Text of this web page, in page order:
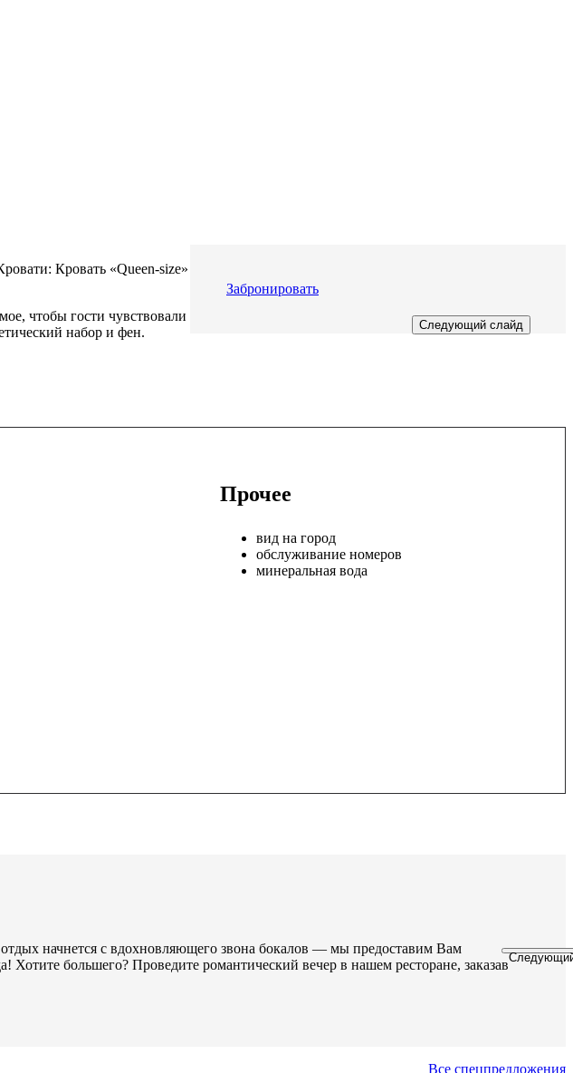
Следующий слайд
Кровать «Queen-size»
чтобы гости чувствовали
набор и фен.
Забронировать
Прочее
вид на город
обслуживание номеров
минеральная вода
начнется с вдохновляющего звона бокалов — мы предоставим Вам
Хотите большего? Проведите романтический вечер в нашем ресторане, заказав
Все спецпредложения